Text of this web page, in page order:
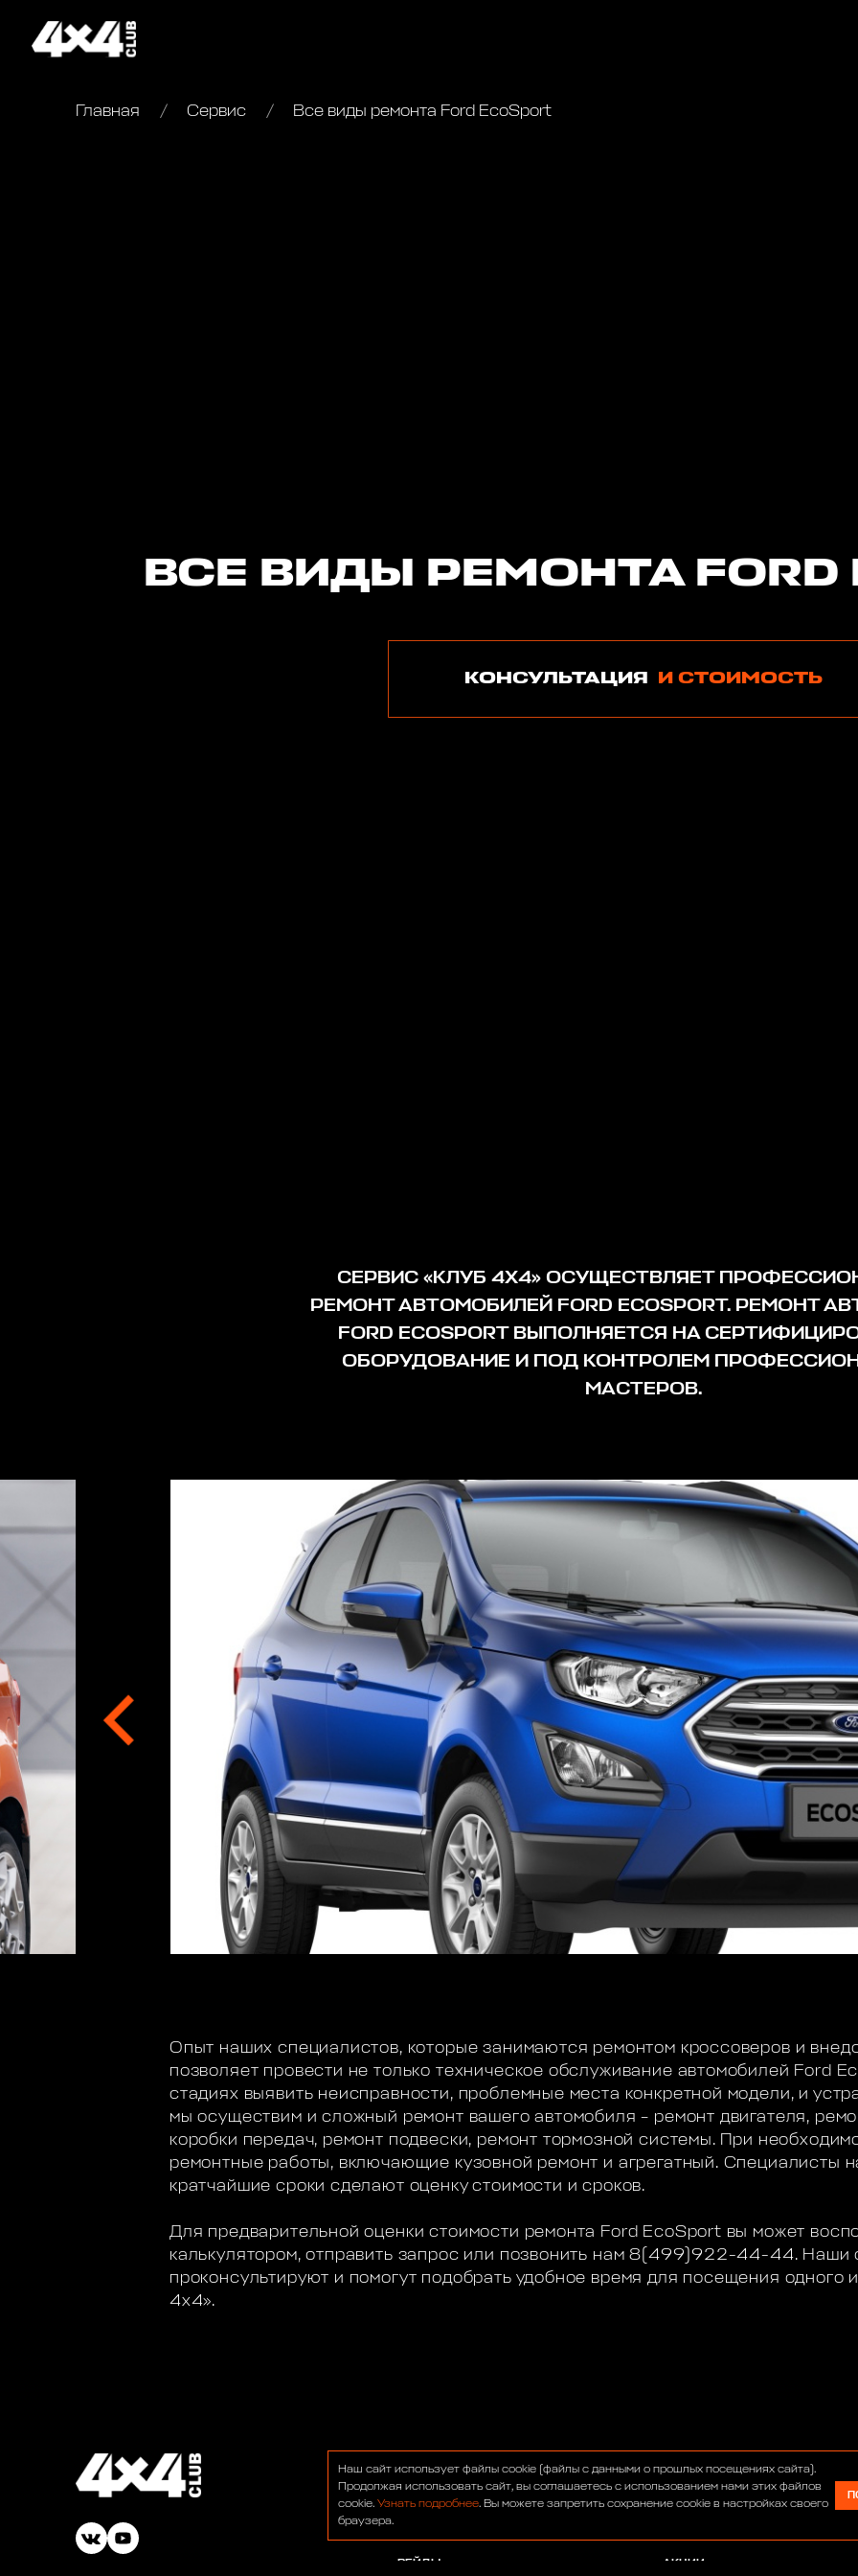
Главная Сервис Все виды ремонта Ford EcoSport
ВСЕ ВИДЫ РЕМОНТА FORD
КОНСУЛЬТАЦИЯ И СТОИМОСТЬ
СЕРВИС «КЛУБ 4Х4» ОСУЩЕСТВЛЯЕТ
РЕМОНТ АВТОМОБИЛЕЙ FORD ECOSPORT. РЕМОНТ
FORD ECOSPORT ВЫПОЛНЯЕТСЯ НА
ОБОРУДОВАНИЕ И ПОД КОНТРОЛЕМ
МАСТЕРОВ.
Опыт наших специалистов, которые занимаются ремонтом кроссоверов и
позволяет провести не только техническое обслуживание автомобилей Ford
стадиях выявить неисправности, проблемные места конкретной модели, и
мы осуществим и сложный ремонт вашего автомобиля – ремонт двигателя,
коробки передач, ремонт подвески, ремонт тормозной системы. При
ремонтные работы, включающие кузовной ремонт и агрегатный. Специалисты
кратчайшие сроки сделают оценку стоимости и сроков.
Для предварительной оценки стоимости ремонта Ford EcoSport вы может
калькулятором, отправить запрос или позвонить нам 8(499)922-44-44. Наши
проконсультируют и помогут подобрать удобное время для посещения одного
4х4».
ФОРУМ
НОВОСТИ
БАР
РЕЙДЫ
СЕРВИС
АВТОСАЛОН
АКЦИИ
Наш сайт использует файлы cookie (файлы с данными о прошлых посещениях сайта).
Продолжая использовать сайт, вы соглашаетесь с использованием нами этих файлов
cookie. Узнать подробнее. Вы можете запретить сохранение cookie в настройках своего
браузера.